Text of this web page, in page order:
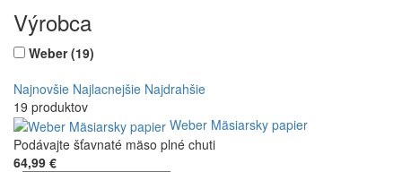
Výrobca
Weber(19)
Najnovšie Najlacnejšie Najdrahšie
19 produktov
Weber Mäsiarsky papier
Podávajte šťavnaté mäso plné chuti
64,99 €